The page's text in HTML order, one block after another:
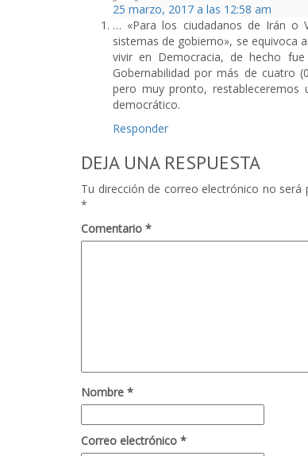
25 marzo, 2017 a las 12:58 am
… «Para los ciudadanos de Irán o
sistemas de gobierno», se equivoca
vivir en Democracia, de hecho
Gobernabilidad por más de cuatro
pero muy pronto,
democrático.
Responder
DEJA UNA RESPUESTA
Tu dirección de correo electrónico no será
*
Comentario *
Nombre *
Correo electrónico *